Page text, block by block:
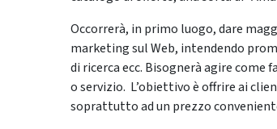
Occorrerà, in primo luogo, dare
marketing sul Web, intendendo
di ricerca ecc. Bisognerà agire
o servizio. L’obiettivo è offrire ai
soprattutto ad un prezzo